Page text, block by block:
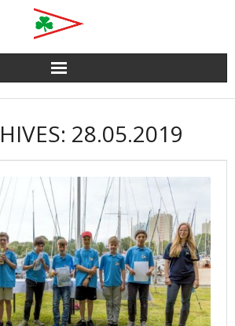
28.05.2019